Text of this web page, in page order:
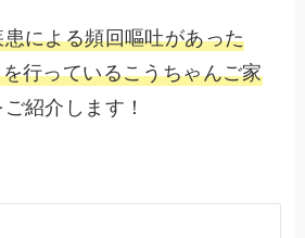
による頻回嘔吐があった
行っているこうちゃんご家
紹介します！